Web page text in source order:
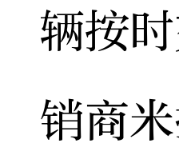
辆按
销商